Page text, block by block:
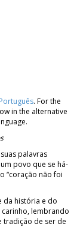
Português. For the
in the alternative
palavras
povo que se há-
“coração não foi
da história e do
lembrando
tradição de ser de